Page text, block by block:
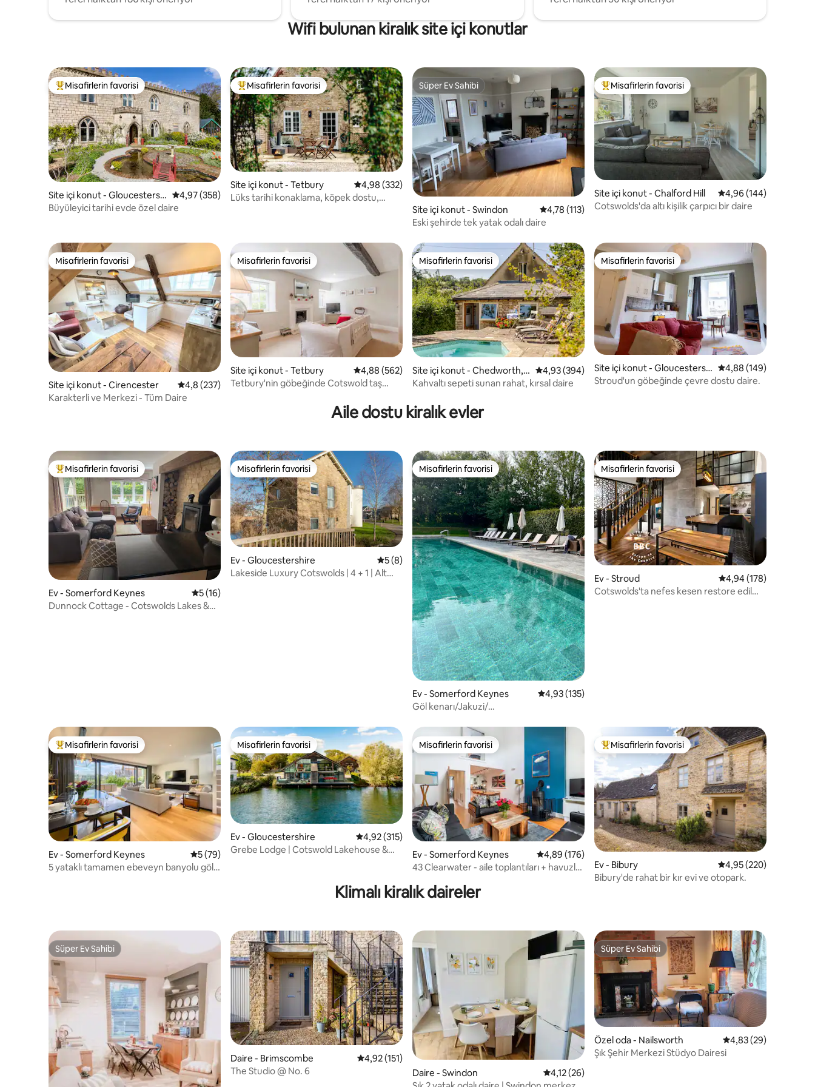
Wifi bulunan kiralık site içi konutlar
Misafirlerin favorilerinden en beğenilenler arasında
Misafirlerin favorisi
Site içi konut - Gloucestershi
re
5 üzerinden ortalama 4,97 puan, 358 değerlendirme
4,97 (358)
Büyüleyici tarihi evde özel daire
Misafirlerin favorilerinden en beğenilenler arasında
Misafirlerin favorisi
Site içi konut - Tetbury 5 üzerinden ortalama 4,98 puan, 332 değerlendirme
4,98 (332)
Lüks tarihi konaklama, köpek dostu,
Süper Ev Sahibi
Süper Ev Sahibi
Site içi konut - Swindon 5 üzerinden ortalama 4,78 puan, 113 değerlendirme
4,78 (113)
Eski şehirde tek yatak odalı daire
Misafirlerin favorilerinden en beğenilenler arasında
Misafirlerin favorisi
Site içi konut - Chalford Hill 5 üzerinden ortalama
4,96 (144)
Cotswolds'da altı kişilik çarpıcı bir daire
Misafirlerin favorisi
Misafirlerin favorisi
Site içi konut - Cirencester 5 üzerinden ortalama 4,8 puan, 237 değerlendirme
4,8 (237)
Karakterli ve Merkezi - Tüm Daire
Misafirlerin favorisi
Misafirlerin favorisi
Site içi konut - Tetbury 5 üzerinden ortalama 4,88 puan, 562 değerlendirme
4,88 (562)
Tetbury'nin göbeğinde Cotswold taş
Misafirlerin favorisi
Misafirlerin favorisi
Site içi konut - Chedworth,
Cheltenham
5 üzerinden ortalama 4,93 puan, 394 değerlendirme
4,93 (394)
Kahvaltı sepeti sunan rahat, kırsal daire
Misafirlerin favorisi
Misafirlerin favorisi
Site içi konut - Gloucestershi
re
5 üzerinden ortalama
4,88 (149)
Stroud'un göbeğinde çevre dostu daire.
Aile dostu kiralık evler
Misafirlerin favorilerinden en beğenilenler arasında
Misafirlerin favorisi
Ev - Somerford Keynes 5 üzerinden ortalama 5 puan, 16 değerlendirme
5 (16)
Dunnock Cottage - Cotswolds Lakes &
Misafirlerin favorisi
Misafirlerin favorisi
Ev - Gloucestershire 5 üzerinden ortalama 5 puan, 8 değerlendirme
5 (8)
Lakeside Luxury Cotswolds | 4 + 1 | Alt
Misafirlerin favorisi
Misafirlerin favorisi
Ev - Somerford Keynes 5 üzerinden ortalama 4,93 puan, 135 değerlendirme
4,93 (135)
Göl kenarı/Jakuzi/
Misafirlerin favorisi
Misafirlerin favorisi
Ev - Stroud 5 üzerinden ortalama
4,94 (178)
Cotswolds'ta nefes kesen restore edilmiş
Misafirlerin favorilerinden en beğenilenler arasında
Misafirlerin favorisi
Ev - Somerford Keynes 5 üzerinden ortalama 5 puan, 79 değerlendirme
5 (79)
5 yataklı tamamen ebeveyn banyolu göl
Misafirlerin favorisi
Misafirlerin favorisi
Ev - Gloucestershire 5 üzerinden ortalama 4,92 puan, 315 değerlendirme
4,92 (315)
Grebe Lodge | Cotswold Lakehouse &
Misafirlerin favorisi
Misafirlerin favorisi
Ev - Somerford Keynes 5 üzerinden ortalama 4,89 puan, 176 değerlendirme
4,89 (176)
43 Clearwater - aile toplantıları + havuzlar
Misafirlerin favorilerinden en beğenilenler arasında
Misafirlerin favorisi
Ev - Bibury 5 üzerinden ortalama
4,95 (220)
Bibury'de rahat bir kır evi ve otopark.
Klimalı kiralık daireler
Süper Ev Sahibi
Süper Ev Sahibi
Daire - Brimscombe 5 üzerinden ortalama 4,92 puan, 151 değerlendirme
4,92 (151)
The Studio @ No. 6
Daire - Swindon 5 üzerinden ortalama 4,12 puan, 26 değerlendirme
4,12 (26)
Süper Ev Sahibi
Süper Ev Sahibi
Özel oda - Nailsworth 5 üzerinden
4,83 (29)
Şık Şehir Merkezi Stüdyo Dairesi